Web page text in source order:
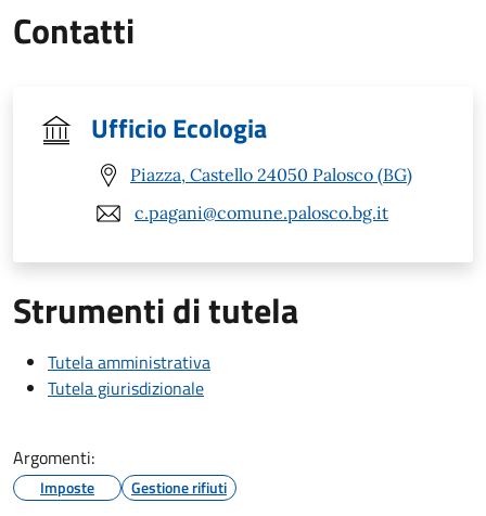
Contatti
Ufficio Ecologia
Piazza, Castello 24050 Palosco (BG)
c.pagani@comune.palosco.bg.it
Strumenti di tutela
Tutela amministrativa
Tutela giurisdizionale
Argomenti:
Imposte Gestione rifiuti